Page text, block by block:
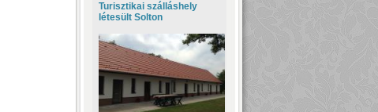
Turisztikai szálláshely
létesült Solton